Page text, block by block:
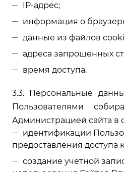
IP-адрес;
информация о
данные из файлов
адреса запрошенных
время доступа.
3.3. Персональные
Пользователями
Администрацией сайта в
идентификации
предоставления доступа
создание учетной